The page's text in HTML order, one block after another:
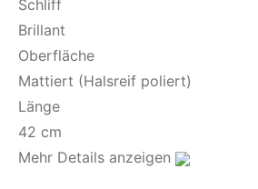
Schliff
Brillant
Oberfläche
Mattiert (Halsreif poliert)
Länge
42 cm
Mehr Details anzeigen